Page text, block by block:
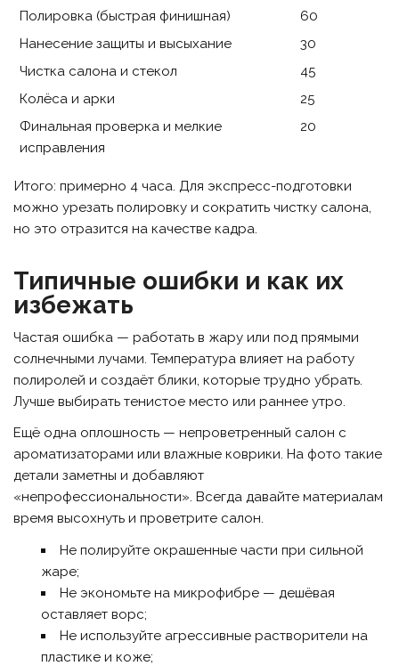
Полировка (быстрая финишная)
60
Нанесение защиты и высыхание
30
Чистка салона и стекол
45
Колёса и арки
25
Финальная проверка и мелкие
исправления
20
Итого: примерно 4 часа. Для экспресс-подготовки
можно урезать полировку и сократить чистку салона,
но это отразится на качестве кадра.
Типичные ошибки и как их
избежать
Частая ошибка — работать в жару или под прямыми
солнечными лучами. Температура влияет на работу
полиролей и создаёт блики, которые трудно убрать.
Лучше выбирать тенистое место или раннее утро.
Ещё одна оплошность — непроветренный салон с
ароматизаторами или влажные коврики. На фото такие
детали заметны и добавляют
«непрофессиональности». Всегда давайте материалам
время высохнуть и проветрите салон.
Не полируйте окрашенные части при сильной
жаре;
Не экономьте на микрофибре — дешёвая
оставляет ворс;
Не используйте агрессивные растворители на
пластике и коже;